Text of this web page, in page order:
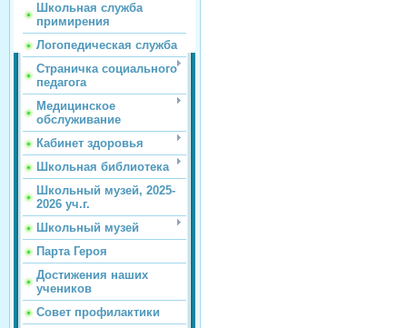
Школьная служба
примирения
Логопедическая служба
Страничка социального
педагога
Медицинское
обслуживание
Кабинет здоровья
Школьная библиотека
Школьный музей, 2025-
2026 уч.г.
Школьный музей
Парта Героя
Достижения наших
учеников
Совет профилактики